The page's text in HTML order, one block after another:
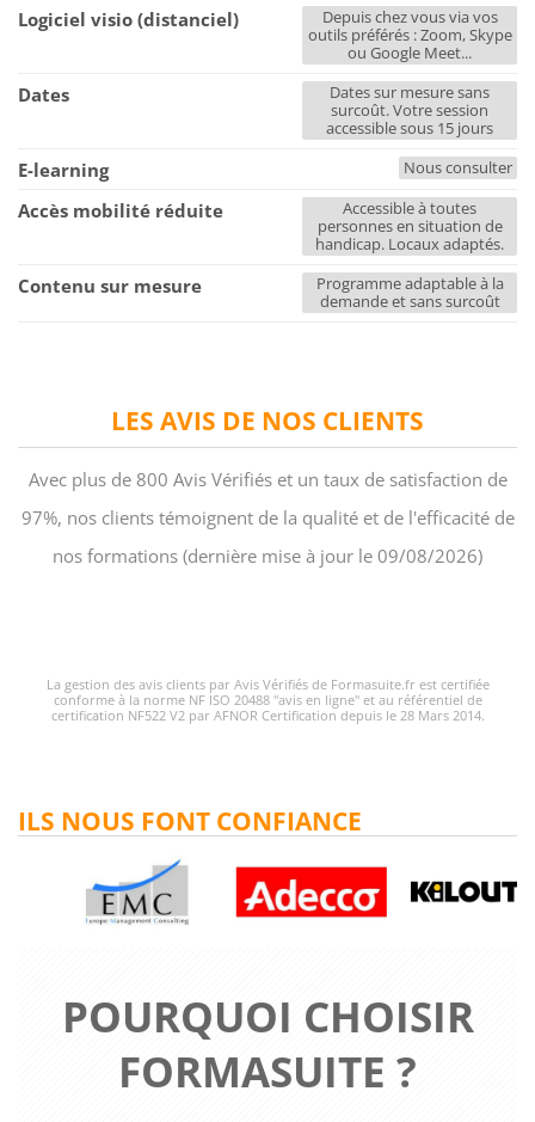
LES AVIS DE NOS CLIENTS
Avec plus de 800 Avis Vérifiés et un taux de satisfaction de
97%, nos clients témoignent de la qualité et de l'efficacité de
nos formations (dernière mise à jour le 09/08/2026)
La gestion des avis clients par Avis Vérifiés de Formasuite.fr est certifiée
conforme à la norme NF ISO 20488 "avis en ligne" et au référentiel de
certification NF522 V2 par AFNOR Certification depuis le 28 Mars 2014.
POURQUOI CHOISIR
FORMASUITE ?
ILS NOUS FONT CONFIANCE
Logiciel visio (distanciel)
Depuis chez vous via vos
outils préférés : Zoom, Skype
ou Google Meet...
Dates
Dates sur mesure sans
surcoût. Votre session
accessible sous 15 jours
E-learning Nous consulter
Accès mobilité réduite
Accessible à toutes
personnes en situation de
handicap. Locaux adaptés.
Contenu sur mesure
Programme adaptable à la
demande et sans surcoût